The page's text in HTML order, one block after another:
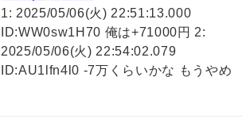
1: 2025/05/06(火) 22:51:13.000
ID:WW0sw1H70 俺は+71000円 2:
2025/05/06(火) 22:54:02.079
ID:AU1lfn4l0 -7万くらいかな もうやめ